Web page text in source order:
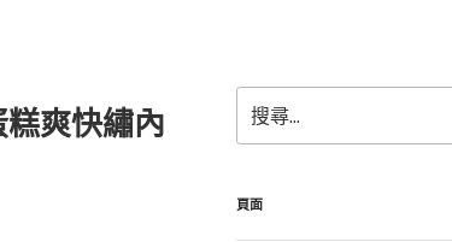
爽快繡內
尋
關
字:
頁面